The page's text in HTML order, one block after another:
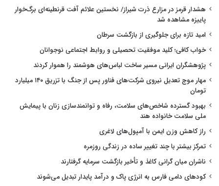
هشدار قرمز در مزارع ذرت شیراز/ نخستین علائم آفت قرنطینه‌ای برگ‌خوار
پاییزه مشاهده شد
امید تازه برای جلوگیری از بازگشت سرطان
خواب کافی؛ کلید موفقیت تحصیلی و روابط اجتماعی نوجوانان
پژوهشگران ایرانی مسیر ساخت لباس‌های هوشمند را هموار کردند
مهار موج تعدیل نیروی شرکت‌های فناور پس از جنگ با تزریق ۱۴۰ میلیارد
تومان
بهبود گسترده شاخص‌های سلامت، رفاه و توانمندسازی زنان با پیمایش
ملی سلامت خانواده هند
راز کاهش وزن ایمن با آمپول‌های لاغری
تمرکز بیشتر با چند تغییر ساده در زندگی روزمره
ناشران میان گرانی کاغذ و تأخیر بازگشت سرمایه گرفتارند
کودهای دامی فارس به انرژی پاک و درآمد پایدار تبدیل می‌شوند